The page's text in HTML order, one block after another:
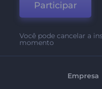
Participar
Você pode cancelar a
momento
Empresa